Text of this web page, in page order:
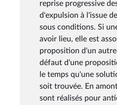
reprise progressive
d'expulsion à l'issue
sous conditions. Si
avoir lieu, elle est
proposition d'un
défaut d'une
le temps qu'une
soit trouvée. En
sont réalisés pour